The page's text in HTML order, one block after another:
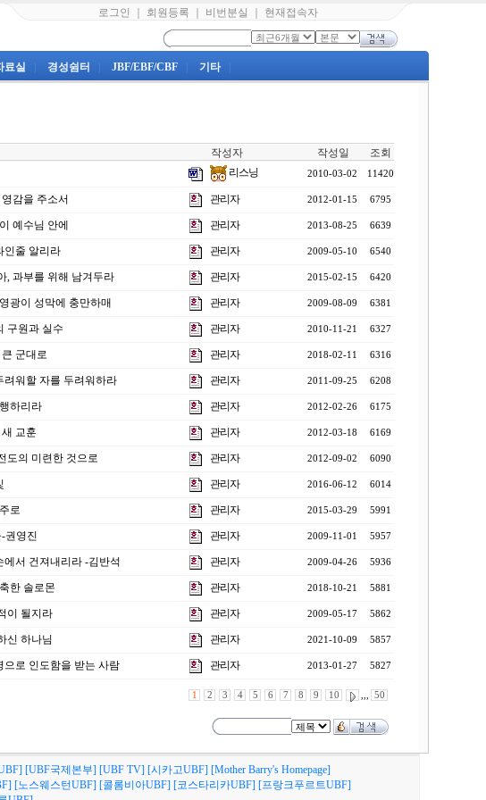
로그인 회원등록 비번분실 현재접속자
료실 경성쉼터 JBF/EBF/CBF 기타
작성자 작성일 조회
리스닝 2010-03-02 11420
감을 주소서 관리자 2012-01-15 6795
예수님 안에 관리자 2013-08-25 6639
인줄 알리라 관리자 2009-05-10 6540
, 과부를 위해 남겨두라 관리자 2015-02-15 6420
광이 성막에 충만하매 관리자 2009-08-09 6381
구원과 실수 관리자 2010-11-21 6327
군대로 관리자 2018-02-11 6316
려워할 자를 두려워하라 관리자 2011-09-25 6208
하리라 관리자 2012-02-26 6175
교훈 관리자 2012-03-18 6169
도의 미련한 것으로 관리자 2012-09-02 6090
관리자 2016-06-12 6014
로 관리자 2015-03-29 5991
권영진 관리자 2009-11-01 5957
서 건져내리라 -김반석 관리자 2009-04-26 5936
한 솔로몬 관리자 2018-10-21 5881
이 될지라 관리자 2009-05-17 5862
신 하나님 관리자 2021-10-09 5857
으로 인도함을 받는 사람 관리자 2013-01-27 5827
1 2 3 4 5 6 7 8 9 10 ,,, 50
[UBF국제본부] [UBF TV] [시카고UBF] [Mother Barry's Homepage]
[노스웨스턴UBF] [콜롬비아UBF] [코스타리카UBF] [프랑크푸르트UBF]